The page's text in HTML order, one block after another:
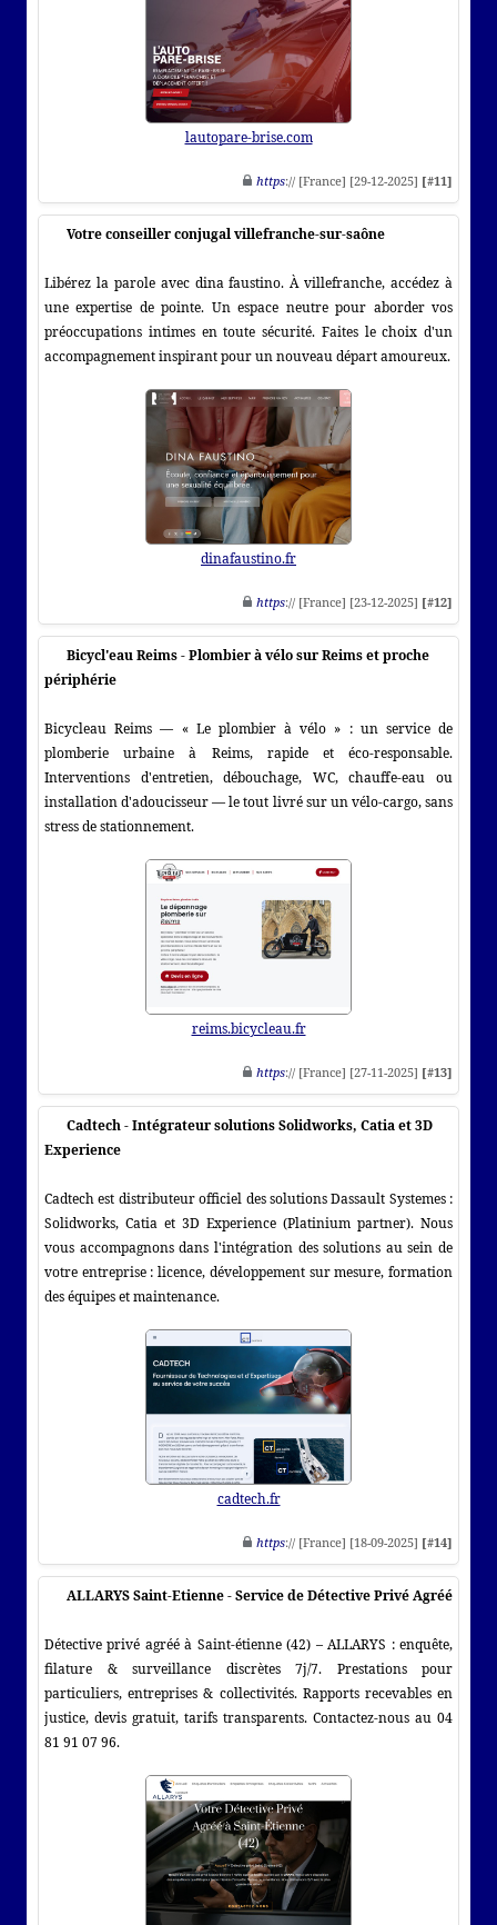
lautopare-brise.com
https:// [France] [29-12-2025] [#11]
Votre conseiller conjugal villefranche-sur-saône
Libérez la parole avec dina faustino. À villefranche, accédez à
une expertise de pointe. Un espace neutre pour aborder vos
préoccupations intimes en toute sécurité. Faites le choix d'un
accompagnement inspirant pour un nouveau départ amoureux.
dinafaustino.fr
https:// [France] [23-12-2025] [#12]
Bicycl'eau Reims - Plombier à vélo sur Reims et proche
périphérie
Bicycleau Reims — « Le plombier à vélo » : un service de
plomberie urbaine à Reims, rapide et éco‑responsable.
Interventions d'entretien, débouchage, WC, chauffe‑eau ou
installation d'adoucisseur — le tout livré sur un vélo‑cargo, sans
stress de stationnement.
reims.bicycleau.fr
https:// [France] [27-11-2025] [#13]
Cadtech - Intégrateur solutions Solidworks, Catia et 3D
Experience
Cadtech est distributeur officiel des solutions Dassault Systemes :
Solidworks, Catia et 3D Experience (Platinium partner). Nous
vous accompagnons dans l'intégration des solutions au sein de
votre entreprise : licence, développement sur mesure, formation
des équipes et maintenance.
cadtech.fr
https:// [France] [18-09-2025] [#14]
ALLARYS Saint-Etienne - Service de Détective Privé Agréé
Détective privé agréé à Saint-étienne (42) – ALLARYS : enquête,
filature & surveillance discrètes 7j/7. Prestations pour
particuliers, entreprises & collectivités. Rapports recevables en
justice, devis gratuit, tarifs transparents. Contactez-nous au 04
81 91 07 96.